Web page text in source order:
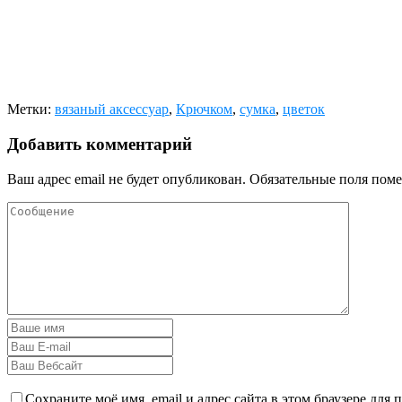
Метки: вязаный аксессуар, Крючком, сумка, цветок
Добавить комментарий
Ваш адрес email не будет опубликован. Обязательные поля
Сохраните моё имя, email и адрес сайта в этом браузере